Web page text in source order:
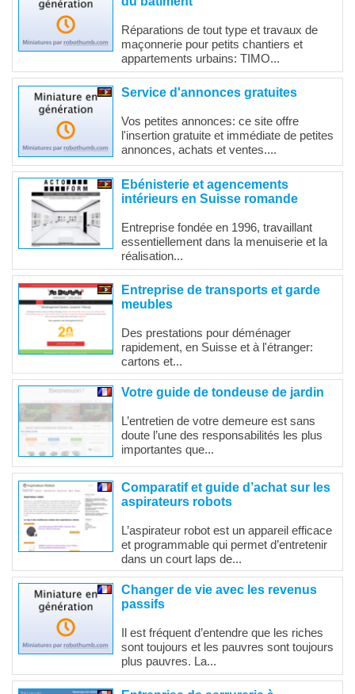
Réparations de tout type et travaux de
maçonnerie pour petits chantiers et
appartements urbains: TIMO...
Service d'annonces gratuites
Vos petites annonces: ce site offre
l'insertion gratuite et immédiate de petites
annonces, achats et ventes....
Ebénisterie et agencements
intérieurs en Suisse romande
Entreprise fondée en 1996, travaillant
essentiellement dans la menuiserie et la
réalisation...
Entreprise de transports et garde
meubles
Des prestations pour déménager
rapidement, en Suisse et à l'étranger:
cartons et...
Votre guide de tondeuse de jardin
L’entretien de votre demeure est sans
doute l’une des responsabilités les plus
importantes que...
Comparatif et guide d’achat sur les
aspirateurs robots
L’aspirateur robot est un appareil efficace
et programmable qui permet d’entretenir
dans un court laps de...
Changer de vie avec les revenus
passifs
Il est fréquent d’entendre que les riches
sont toujours et les pauvres sont toujours
plus pauvres. La...